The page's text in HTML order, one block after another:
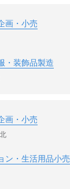
画・小売
・装飾品製造
画・小売
ン・生活用品小売